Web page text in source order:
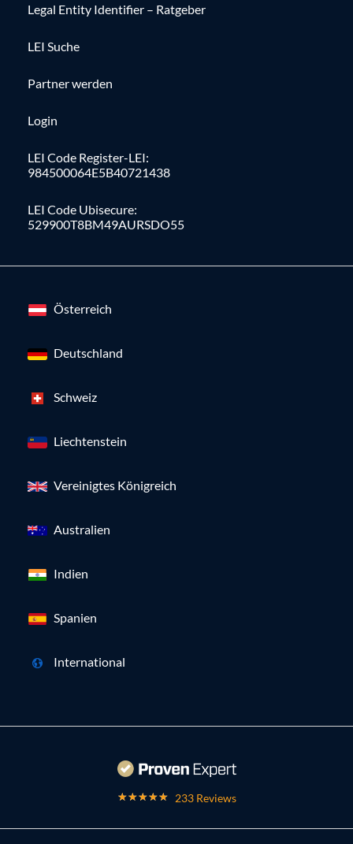
Legal Entity Identifier – Ratgeber
LEI Suche
Partner werden
Login
LEI Code Register-LEI:
984500064E5B40721438
LEI Code Ubisecure:
529900T8BM49AURSDO55
Österreich
Deutschland
Schweiz
Liechtenstein
Vereinigtes Königreich
Australien
Indien
Spanien
International
233 Reviews